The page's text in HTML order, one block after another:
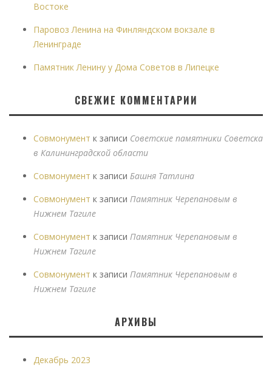
Востоке
Паровоз Ленина на Финляндском вокзале в
Ленинграде
Памятник Ленину у Дома Советов в Липецке
СВЕЖИЕ КОММЕНТАРИИ
Совмонумент к записи Советские памятники Советска
в Калининградской области
Совмонумент к записи Башня Татлина
Совмонумент к записи Памятник Черепановым в
Нижнем Тагиле
Совмонумент к записи Памятник Черепановым в
Нижнем Тагиле
Совмонумент к записи Памятник Черепановым в
Нижнем Тагиле
АРХИВЫ
Декабрь 2023